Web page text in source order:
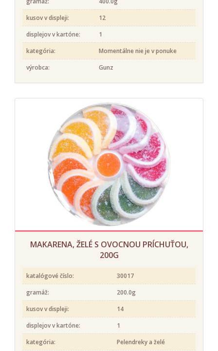
kusov v displeji:
12
displejov v kartóne:
1
kategória:
Momentálne nie je v ponuke
výrobca:
Gunz
MAKARENA, ŽELÉ S OVOCNOU PRÍCHUŤOU,
200G
katalógové číslo:
30017
gramáž:
200.0g
kusov v displeji:
14
displejov v kartóne:
1
kategória:
Pelendreky a želé